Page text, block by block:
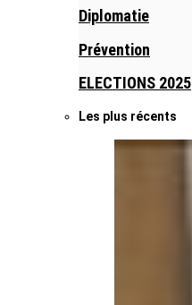
Diplomatie
Prévention
ELECTIONS 2025
Les plus récents